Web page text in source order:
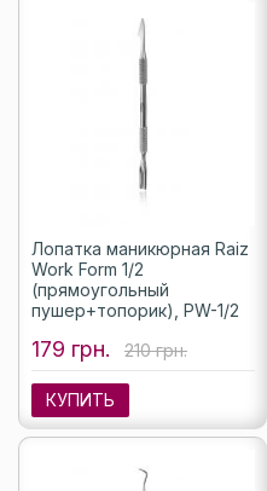
Лопатка маникюрная Raiz
Work Form 1/2
(прямоугольный
пушер+топорик), PW-1/2
179 грн. 210 грн.
КУПИТЬ